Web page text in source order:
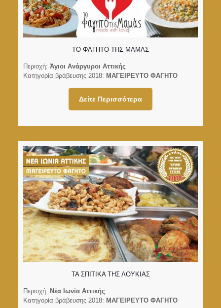
ΤΟ ΦΑΓΗΤΟ ΤΗΣ ΜΑΜΑΣ
Περιοχή: Άγιοι Ανάργυροι Αττικής
Κατηγορία βράβευσης 2018: ΜΑΓΕΙΡΕΥΤΟ ΦΑΓΗΤΟ
Δείτε Περισσότερα
ΤΑ ΣΠΙΤΙΚΑ ΤΗΣ ΛΟΥΚΙΑΣ
Περιοχή: Νέα Ιωνία Αττικής
Κατηγορία βράβευσης 2018: ΜΑΓΕΙΡΕΥΤΟ ΦΑΓΗΤΟ